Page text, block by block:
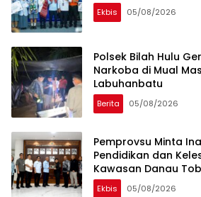
Ekbis 05/08/2026
Polsek Bilah Hulu
Narkoba di Mual
Labuhanbatu
Berita 05/08/2026
Pemprovsu Minta
Pendidikan dan
Kawasan Danau
Ekbis 05/08/2026